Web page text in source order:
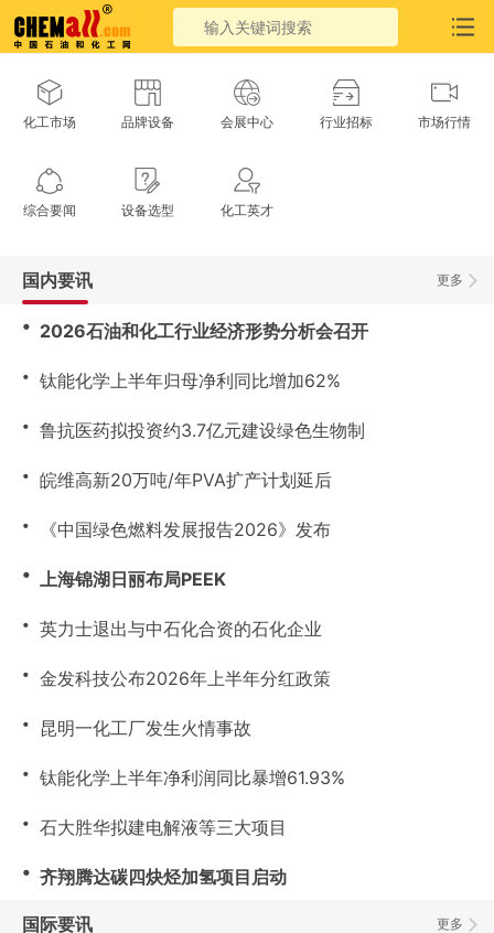
化工市场 品牌设备 会展中心 行业招标 市场行情
综合要闻 设备选型 化工英才
更多
国内要讯
・ 2026石油和化工行业经济形势分析会召开
・ 钛能化学上半年归母净利同比增加62%
・ 鲁抗医药拟投资约3.7亿元建设绿色生物制
・ 皖维高新20万吨/年PVA扩产计划延后
・ 《中国绿色燃料发展报告2026》发布
・ 上海锦湖日丽布局PEEK
・ 英力士退出与中石化合资的石化企业
・ 金发科技公布2026年上半年分红政策
・ 昆明一化工厂发生火情事故
・ 钛能化学上半年净利润同比暴增61.93%
・ 石大胜华拟建电解液等三大项目
・ 齐翔腾达碳四炔烃加氢项目启动
更多
国际要讯